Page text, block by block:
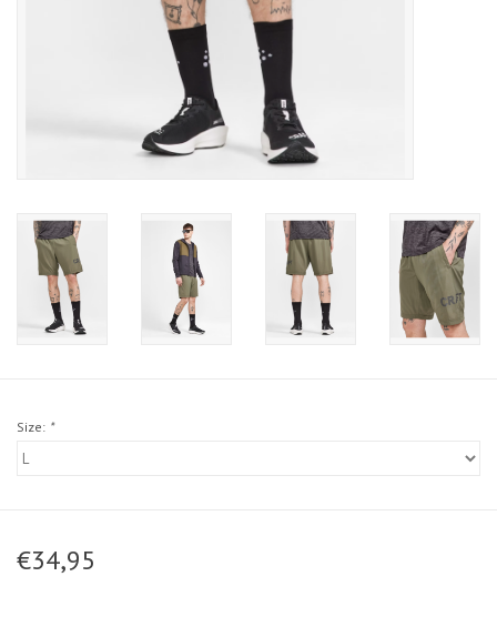
Size: *
€34,95